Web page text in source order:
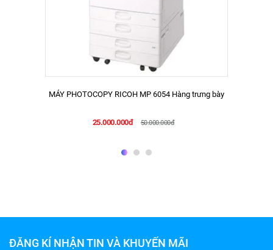
MÁY PHOTOCOPY RICOH MP 6054 Hàng trưng bày
25.000.000đ 50.000.000đ
ĐĂNG KÍ NHẬN TIN VÀ KHUYẾN MÃI